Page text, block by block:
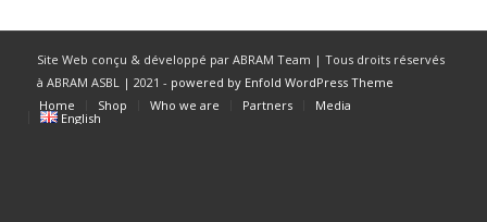
Site Web conçu & développé par ABRAM Team | Tous droits réservés
à ABRAM ASBL | 2021 - powered by Enfold WordPress Theme
Home
Shop Who we are Partners
Media
English